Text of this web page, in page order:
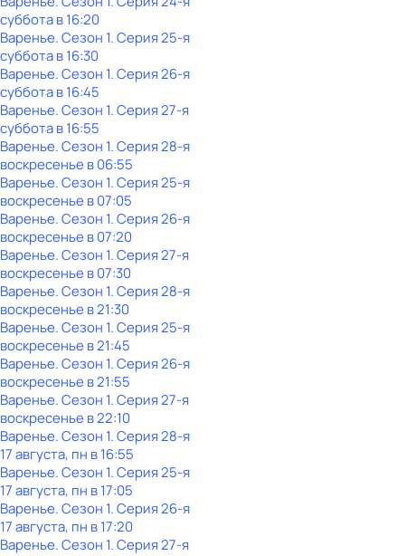
субботав16:20
Варенье. Сезон 1. Серия 25-я
субботав16:30
Варенье. Сезон 1. Серия 26-я
субботав16:45
Варенье. Сезон 1. Серия 27-я
субботав16:55
Варенье. Сезон 1. Серия 28-я
воскресенье в06:55
Варенье. Сезон 1. Серия 25-я
воскресенье в07:05
Варенье. Сезон 1. Серия 26-я
воскресенье в07:20
Варенье. Сезон 1. Серия 27-я
воскресенье в07:30
Варенье. Сезон 1. Серия 28-я
воскресенье в21:30
Варенье. Сезон 1. Серия 25-я
воскресенье в21:45
Варенье. Сезон 1. Серия 26-я
воскресенье в21:55
Варенье. Сезон 1. Серия 27-я
воскресенье в22:10
Варенье. Сезон 1. Серия 28-я
17 августа, пн в 16:55
Варенье. Сезон 1. Серия 25-я
17 августа, пн в 17:05
Варенье. Сезон 1. Серия 26-я
17 августа, пн в 17:20
Варенье. Сезон 1. Серия 27-я